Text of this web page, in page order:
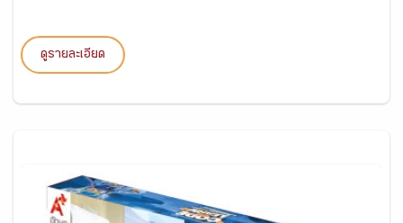
ดูรายละเอียด